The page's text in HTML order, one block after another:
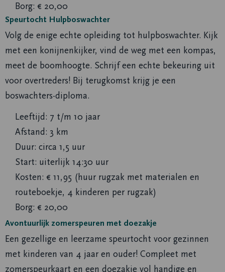
Borg: € 20,00
Speurtocht Hulpboswachter
Volg de enige echte opleiding tot hulpboswachter. Kijk
met een konijnenkijker, vind de weg met een kompas,
meet de boomhoogte. Schrijf een echte bekeuring uit
voor overtreders! Bij terugkomst krijg je een
boswachters-diploma.
Leeftijd: 7 t/m 10 jaar
Afstand: 3 km
Duur: circa 1,5 uur
Start: uiterlijk 14:30 uur
Kosten: € 11,95 (huur rugzak met materialen en
routeboekje, 4 kinderen per rugzak)
Borg: € 20,00
Avontuurlijk zomerspeuren met doezakje
Een gezellige en leerzame speurtocht voor gezinnen
met kinderen van 4 jaar en ouder! Compleet met
zomerspeurkaart en een doezakje vol handige en